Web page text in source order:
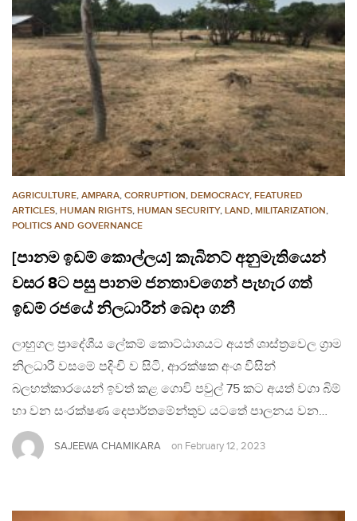
AGRICULTURE, AMPARA, CORRUPTION, DEMOCRACY, FEATURED
ARTICLES, HUMAN RIGHTS, HUMAN SECURITY, LAND, MILITARIZATION,
POLITICS AND GOVERNANCE
[පානම ඉඩම් කොල්ලය] කැබිනට් අනුමැතියෙන්
වසර 8ට පසු පානම ජනතාවගෙන් පැහැර ගත්
ඉඩම් රජයේ නිලධාරීන් බෙදා ගනී
ලාහුගල ප්‍රාදේශීය ලේකම් කොට්ඨාශයට අයත් ශාස්ත්‍රවෙල ග්‍රාම
නිලධාරී වසමේ පදිංචි ව සිටි, ආරක්ෂක අංශ විසින්
බලහත්කාරයෙන් ඉවත් කළ ගොවි පවුල් 75 කට අයත් වගා බිම්
හා වන සංරක්ෂණ දෙපාර්තමේන්තුව යටතේ පාලනය වන…
SAJEEWA CHAMIKARA on February 12, 2023